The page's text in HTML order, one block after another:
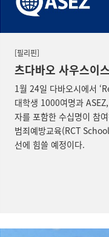
[필리핀]
츠다바오 사우스이
1월 24일 다바오시에서
대학생 1000여명과
자를 포함한 수십명이 참
범죄예방교육(RCT
선에 힘쓸 예정이다.